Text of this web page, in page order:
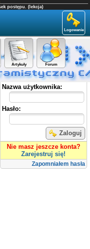
postępu. (lekcja)
Logowanie
Artykuły Forum
Panel użytkownika
Nazwa użytkownika:
Hasło:
Zaloguj
Nie masz jeszcze konta?
Zarejestruj się!
Zapomniałem hasła